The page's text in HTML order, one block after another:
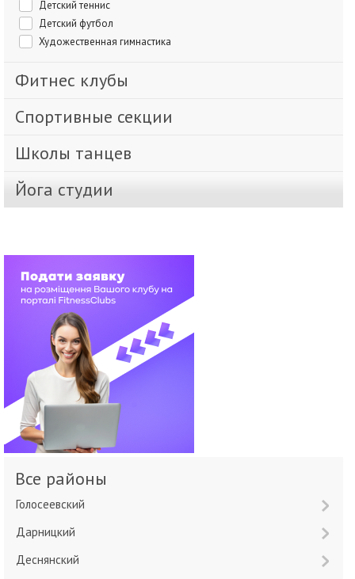
Детский теннис
Детский футбол
Художественная гимнастика
Фитнес клубы
Спортивные секции
Школы танцев
Йога студии
Все районы
Голосеевский
Дарницкий
Деснянский